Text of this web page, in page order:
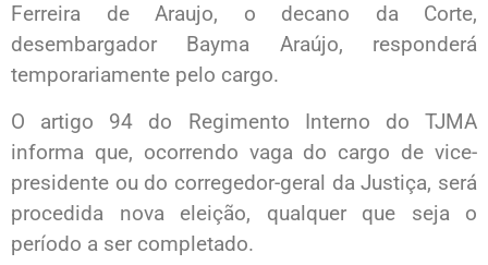
Ferreira de Araujo, o decano da Corte,
desembargador Bayma Araújo, responderá
temporariamente pelo cargo.
O artigo 94 do Regimento Interno do TJMA
informa que, ocorrendo vaga do cargo de vice-
presidente ou do corregedor-geral da Justiça, será
procedida nova eleição, qualquer que seja o
período a ser completado.